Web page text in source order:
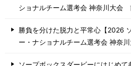
ショナルチーム選考会 神奈川⼤会
勝負を分けた脱力と平常心【2026
ー・ナショナルチーム選考会 神奈
ソープボックスダービーにはじめて